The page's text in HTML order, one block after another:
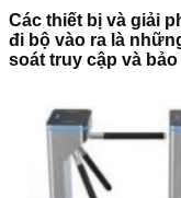
Các thiết bị và giải
đi bộ vào ra là
soát truy cập và